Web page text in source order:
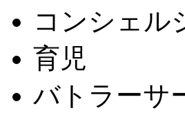
コンシェル
育児
バトラーサ